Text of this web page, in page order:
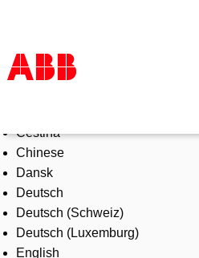
Products & Solutions
Industries
Services
About us
Where to buy
Contact us
Careers
Čeština
Chinese
Dansk
Deutsch
Deutsch (Schweiz)
Deutsch (Luxemburg)
English